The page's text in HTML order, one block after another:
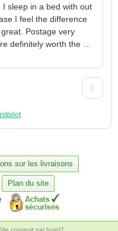
sleep in a bed with out
I feel the difference
Postage very
definitely worth the
sur les livraisons
Plan du site
construit par burnIT